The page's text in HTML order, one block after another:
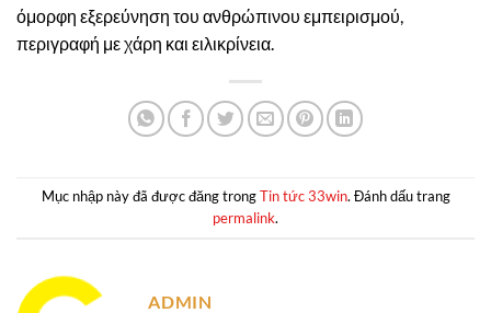
όμορφη εξερεύνηση του ανθρώπινου εμπειρισμού,
περιγραφή με χάρη και ειλικρίνεια.
Mục nhập này đã được đăng trongTin tức 33win. Đánh dấu trang
permalink.
ADMIN